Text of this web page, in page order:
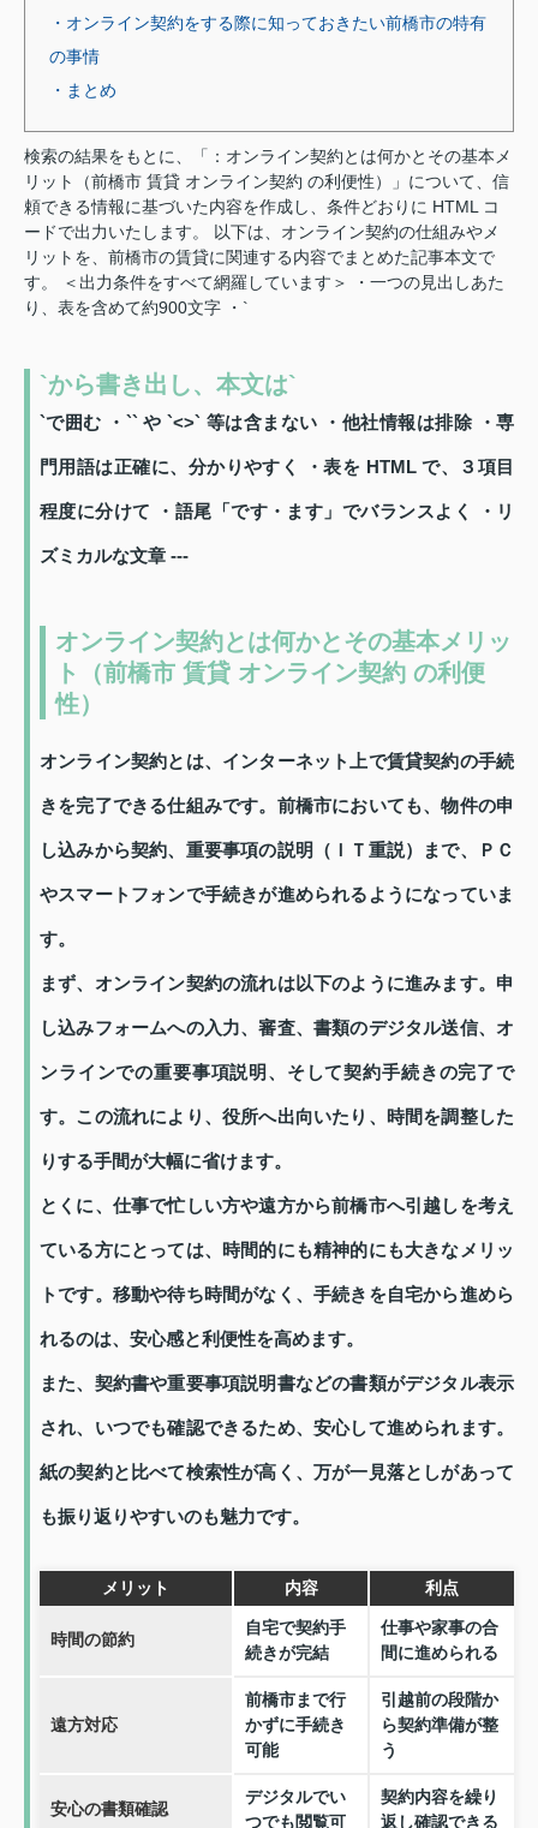
・オンライン契約をする際に知っておきたい前橋市の特有
の事情
・まとめ
検索の結果をもとに、「：オンライン契約とは何かとその基本メ
リット（前橋市 賃貸 オンライン契約 の利便性）」について、信
頼できる情報に基づいた内容を作成し、条件どおりに HTML コ
ードで出力いたします。 以下は、オンライン契約の仕組みやメ
リットを、前橋市の賃貸に関連する内容でまとめた記事本文で
す。 ＜出力条件をすべて網羅しています＞ ・一つの見出しあた
り、表を含めて約900文字 ・`
`から書き出し、本文は`
`で囲む ・`` や `<>` 等は含まない ・他社情報は排除 ・専
門用語は正確に、分かりやすく ・表を HTML で、３項目
程度に分けて ・語尾「です・ます」でバランスよく ・リ
ズミカルな文章 ---
オンライン契約とは何かとその基本メリッ
ト（前橋市 賃貸 オンライン契約 の利便
性）
オンライン契約とは、インターネット上で賃貸契約の手続
きを完了できる仕組みです。前橋市においても、物件の申
し込みから契約、重要事項の説明（ＩＴ重説）まで、ＰＣ
やスマートフォンで手続きが進められるようになっていま
す。
まず、オンライン契約の流れは以下のように進みます。申
し込みフォームへの入力、審査、書類のデジタル送信、オ
ンラインでの重要事項説明、そして契約手続きの完了で
す。この流れにより、役所へ出向いたり、時間を調整した
りする手間が大幅に省けます。
とくに、仕事で忙しい方や遠方から前橋市へ引越しを考え
ている方にとっては、時間的にも精神的にも大きなメリッ
トです。移動や待ち時間がなく、手続きを自宅から進めら
れるのは、安心感と利便性を高めます。
また、契約書や重要事項説明書などの書類がデジタル表示
され、いつでも確認できるため、安心して進められます。
紙の契約と比べて検索性が高く、万が一見落としがあって
も振り返りやすいのも魅力です。
メリット 内容 利点
時間の節約
自宅で契約手
続きが完結
仕事や家事の合
間に進められる
遠方対応
前橋市まで行
かずに手続き
可能
引越前の段階か
ら契約準備が整
う
安心の書類確認
デジタルでい
つでも閲覧可
契約内容を繰り
返し確認できる